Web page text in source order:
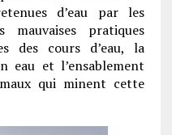
d’eau par les
mauvaises pratiques
des cours d’eau, la
eau et l’ensablement
qui minent cette